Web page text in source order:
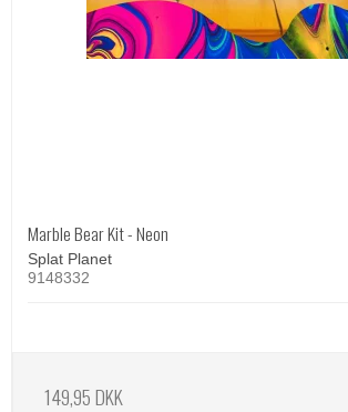
Marble Bear Kit - Neon
Splat Planet
9148332
149,95 DKK